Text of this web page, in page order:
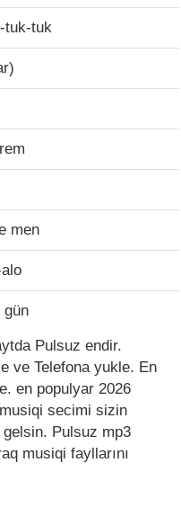
tuk-tuk
men
gün
Pulsuz endir.
ve Telefona yukle. En
en populyar 2026
secimi sizin
gelsin. Pulsuz mp3
musiqi fayllarını